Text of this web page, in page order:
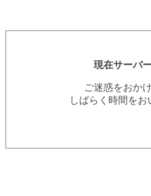
現在サーバ
ご迷惑をおか
しばらく時間を